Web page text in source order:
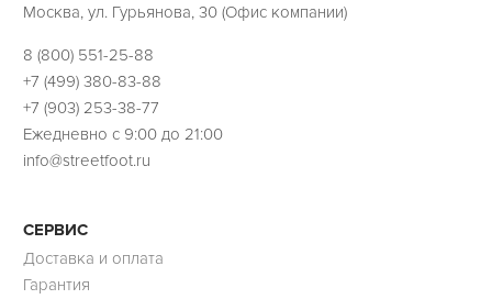
Москва, ул. Гурьянова, 30 (Офис компании)
8 (800) 551-25-88
+7 (499) 380-83-88
+7 (903) 253-38-77
Ежедневно с 9:00 до 21:00
info@streetfoot.ru
СЕРВИС
Доставка и оплата
Гарантия